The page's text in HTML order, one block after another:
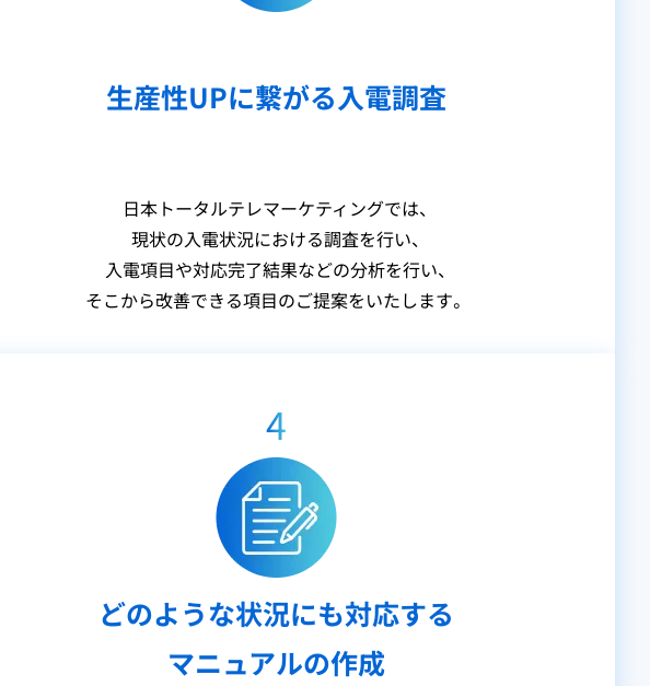
生産性UPに繋がる入電調査
日本トータルテレマーケティングでは、
現状の入電状況における調査を行い、
入電項目や対応完了結果などの分析を行い、
そこから改善できる項目のご提案をいたします。
4
どのような状況にも対応する
マニュアルの作成